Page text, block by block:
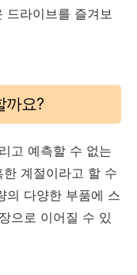
드라이브를 즐겨보
까요?
고 예측할 수 없는
계절이라고 할 수
의 다양한 부품에 스
으로 이어질 수 있